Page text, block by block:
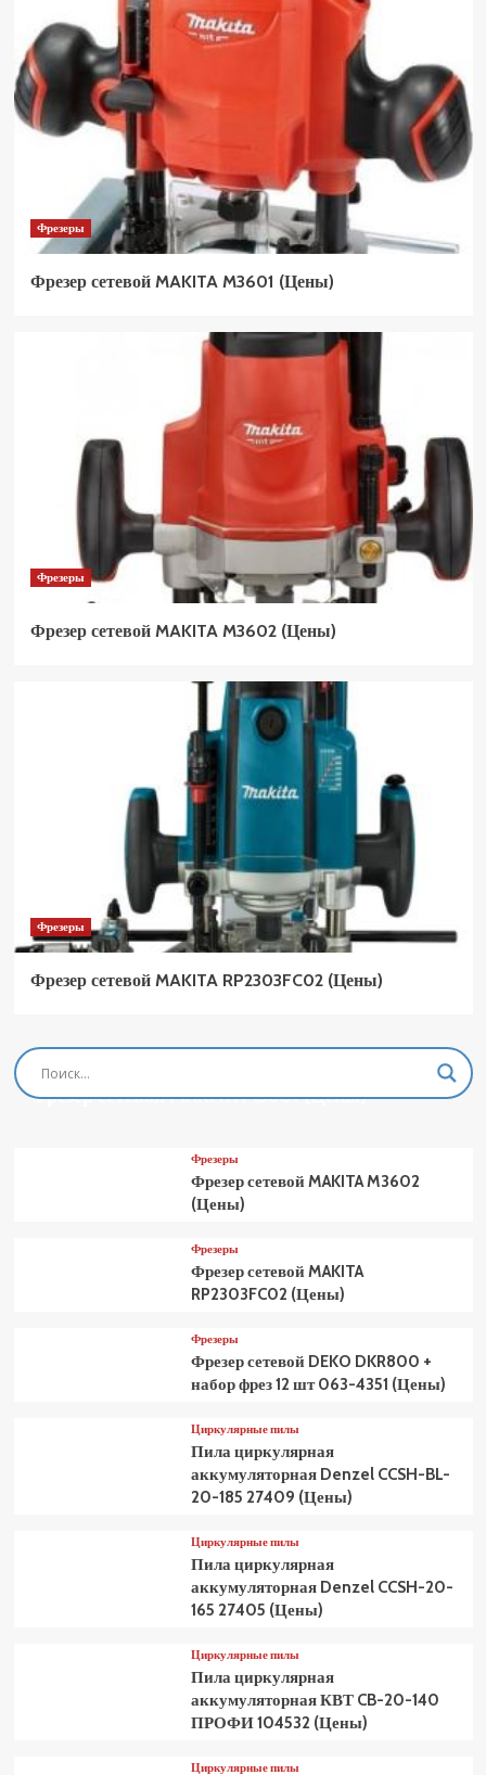
Фрезеры
Фрезер сетевой MAKITA M3601 (Цены)
Фрезеры
Фрезер сетевой MAKITA M3602 (Цены)
Фрезеры
Фрезер сетевой MAKITA RP2303FC02 (Цены)
Фрезеры
Фрезер сетевой MAKITA M3601 (Цены)
Фрезеры
Фрезер сетевой MAKITA M3602
(Цены)
Фрезеры
Фрезер сетевой MAKITA
RP2303FC02 (Цены)
Фрезеры
Фрезер сетевой DEKO DKR800 +
набор фрез 12 шт 063-4351 (Цены)
Циркулярные пилы
Пила циркулярная
аккумуляторная Denzel CCSH-BL-
20-185 27409 (Цены)
Циркулярные пилы
Пила циркулярная
аккумуляторная Denzel CCSH-20-
165 27405 (Цены)
Циркулярные пилы
Пила циркулярная
аккумуляторная КВТ CB-20-140
ПРОФИ 104532 (Цены)
Циркулярные пилы